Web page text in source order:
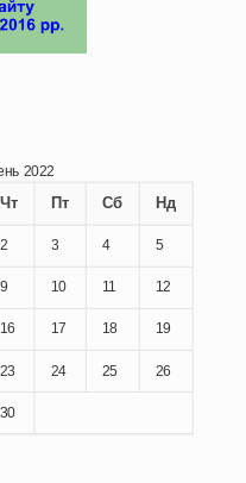
2022
Чт Пт Сб Нд
2 3 4 5
9 10 11 12
16 17 18 19
23 24 25 26
30